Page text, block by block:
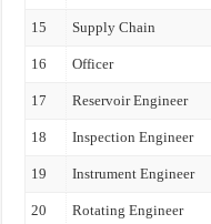
15 Supply Chain
16 Officer
17 Reservoir Engineer
18 Inspection Engineer
19 Instrument Engineer
20 Rotating Engineer